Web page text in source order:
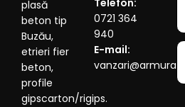
plasă
beton tip
Buzău,
etrieri fier
beton,
profile
gipscarton/rigips.
Telefon:
0721 364
940
E-mail:
vanzari@armura.eu